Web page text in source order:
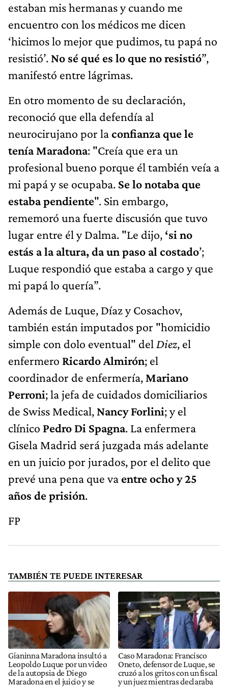
estaban mis hermanas y cuando me
encuentro con los médicos me dicen
‘hicimos lo mejor que pudimos, tu papá no
resistió’. No sé qué es lo que no resistió”,
manifestó entre lágrimas.
En otro momento de su declaración,
reconoció que ella defendía al
neurocirujano por laconfianza que le
tenía Maradona: "Creía que era un
profesional bueno porque él también veía a
mi papá y se ocupaba. Se lo notaba que
estaba pendiente". Sin embargo,
rememoró una fuerte discusión que tuvo
lugar entre él y Dalma. "Le dijo, ‘si no
estás a la altura, da un paso al costado’;
Luque respondió que estaba a cargo y que
mi papá lo quería”.
Además de Luque, Díaz y Cosachov,
también están imputados por "homicidio
simple con dolo eventual" del Diez, el
enfermero Ricardo Almirón; el
coordinador de enfermería, Mariano
Perroni; la jefa de cuidados domiciliarios
de Swiss Medical, Nancy Forlini; y el
clínico Pedro Di Spagna. La enfermera
Gisela Madrid será juzgada más adelante
en un juicio por jurados, por el delito que
prevé una pena que va entre ocho y 25
años de prisión.
FP
TAMBIÉN TE PUEDE INTERESAR
Gianinna Maradona insultó a
Leopoldo Luque por un video
de la autopsia de Diego
Maradona en el juicio y se
Caso Maradona: Francisco
Oneto, defensor de Luque, se
cruzó a los gritos con un fiscal
y un juez mientras declaraba